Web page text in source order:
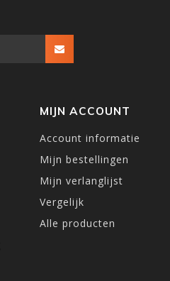
MIJN ACCOUNT
Account informatie
Mijn bestellingen
Mijn verlanglijst
Vergelijk
Alle producten